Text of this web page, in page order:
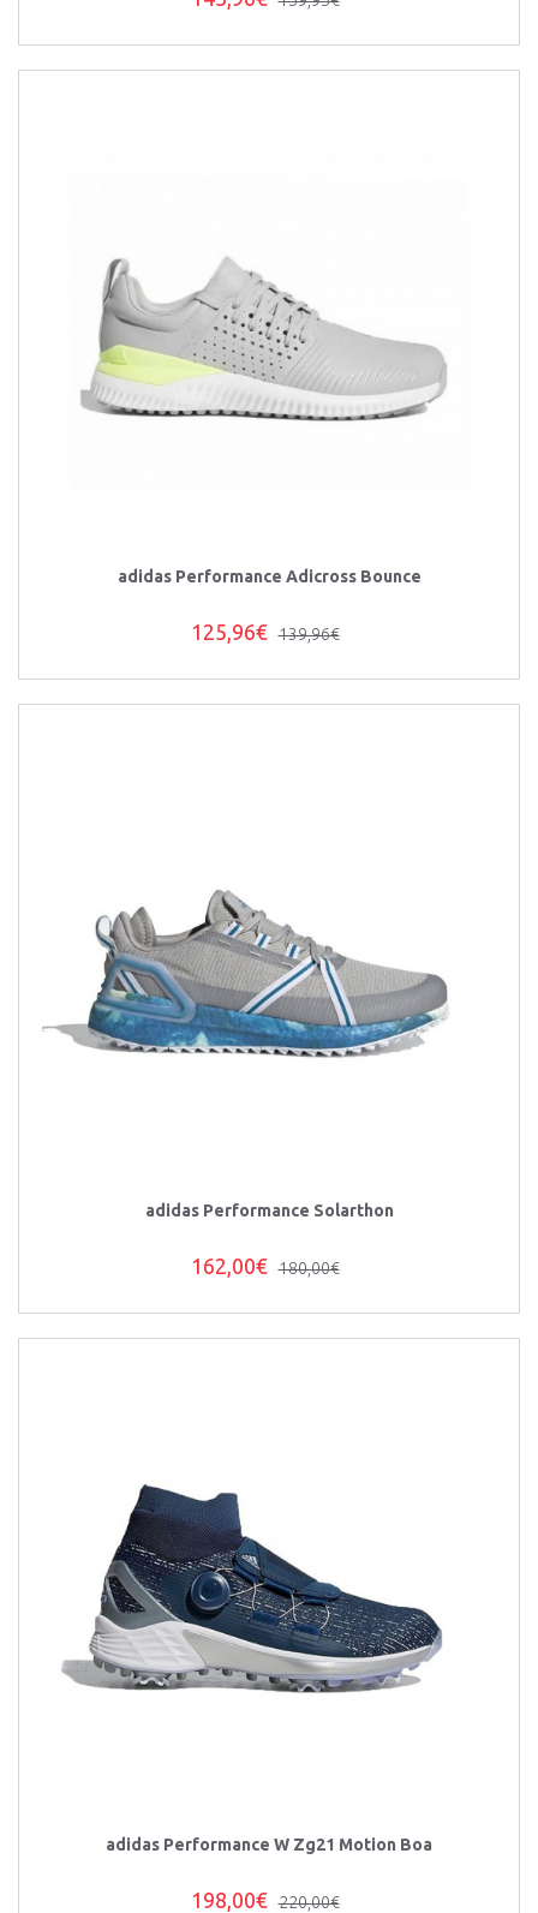
adidas Performance Adicross Bounce
125,96€ 139,96€
adidas Performance Solarthon
162,00€ 180,00€
adidas Performance W Zg21 Motion Boa
198,00€ 220,00€